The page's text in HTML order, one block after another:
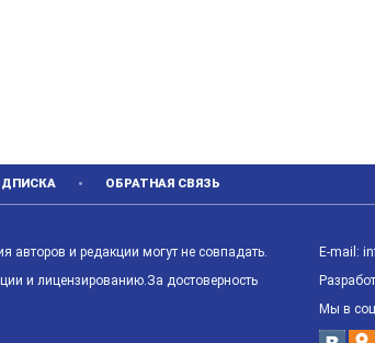
ОБРАТНАЯ СВЯЗЬ
авторов и редакции могут не совпадать.
и лицензированию.За достоверность
E-mail:
Мы в